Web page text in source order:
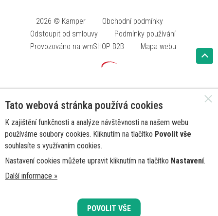
2026 © Kamper
Obchodní podmínky
Odstoupit od smlouvy
Podmínky používání
Provozováno na wmSHOP B2B
Mapa webu
Tato webová stránka používá cookies
K zajištění funkčnosti a analýze návštěvnosti na našem webu
používáme soubory cookies. Kliknutím na tlačítko Povolit vše
souhlasíte s využívaním cookies.
Nastavení cookies můžete upravit kliknutím na tlačítko Nastavení.
Další informace »
POVOLIT VŠE